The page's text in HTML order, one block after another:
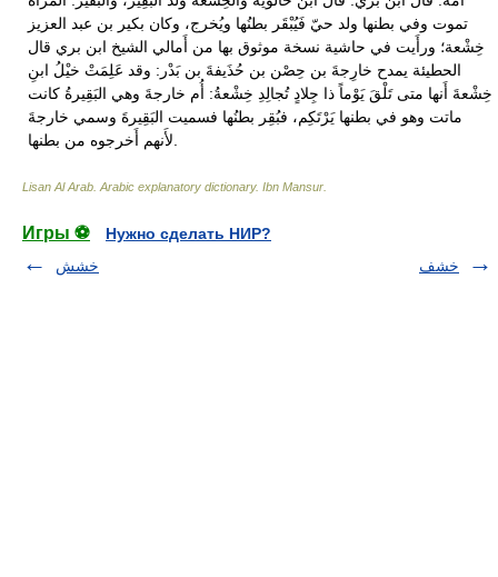
تموت وفي بطنها ولد حيّ فَيُبْقَر بطنُها ويُخرج، وكان بكير بن عبد العزيز
خِشْعة؛ ورأَيت في حاشية نسخة موثوق بها من أَمالي الشيخ ابن بري قال
الحطيئة يمدح خارِجةَ بن حِصْن بن حُذَيفةَ بن بَدْر: وقد عَلِمَتْ خيْلُ ابنِ
خِشْعةَ أَنها متى تَلْقَ يَوْماً ذا جِلادٍ تُجالِدِ خِشْعةُ: أُم خارجةَ وهي البَقِيرةُ كانت
ماتت وهو في بطنها يَرْتَكِم، فبُقِر بطنُها فسميت البَقِيرةَ وسمي خارجةَ
Lisan Al Arab. Arabic explanatory dictionary. Ibn Mansur
Игры ⚽
Нужно сделать НИР?
خشش
خشف